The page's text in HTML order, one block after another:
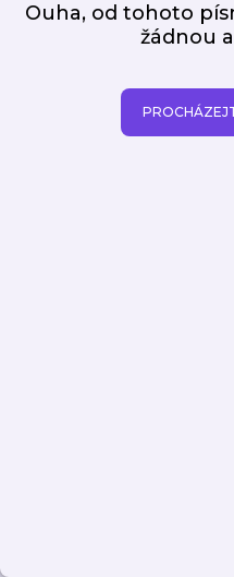
Ouha, od tohoto
žádnou